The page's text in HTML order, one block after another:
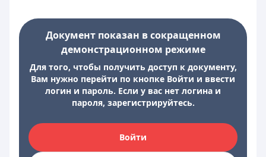
Документ показан в сокращенном
демонстрационном режиме
Для того, чтобы получить доступ к документу,
Вам нужно перейти по кнопке Войти и ввести
логин и пароль. Если у вас нет логина и
пароля, зарегистрируйтесь.
Войти